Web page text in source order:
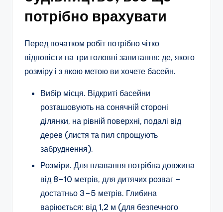
потрібно врахувати
Перед початком робіт потрібно чітко
відповісти на три головні запитання: де, якого
розміру і з якою метою ви хочете басейн.
Вибір місця. Відкриті басейни
розташовують на сонячній стороні
ділянки, на рівній поверхні, подалі від
дерев (листя та пил спрощують
забруднення).
Розміри. Для плавання потрібна довжина
від 8–10 метрів, для дитячих розваг –
достатньо 3–5 метрів. Глибина
варіюється: від 1,2 м (для безпечного